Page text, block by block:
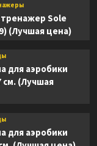
Sole
(Лучшая цена)
для аэробики
см. (Лучшая
для аэробики